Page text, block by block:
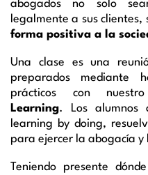
abogados no solo
legalmente a sus clientes,
forma positiva a la
Una clase es una
preparados mediante
prácticos con
Learning. Los alumnos
learning by doing,
para ejercer la abogacía y
Teniendo presente